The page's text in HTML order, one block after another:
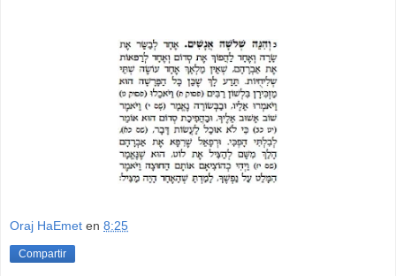
Oraj HaEmet en 8:25
Compartir